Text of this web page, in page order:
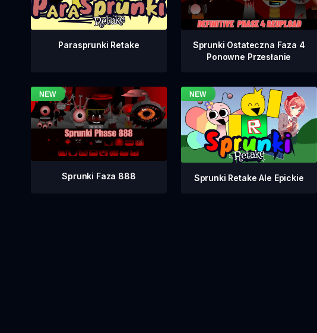
Parasprunki Retake
Sprunki Ostateczna Faza 4
Ponowne Przesłanie
Sprunki Faza 888 Sprunki Retake Ale Epickie